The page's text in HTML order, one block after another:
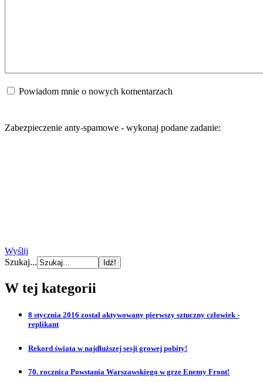
Powiadom mnie o nowych komentarzach
Zabezpieczenie anty-spamowe - wykonaj podane zadanie:
Wyślij
Szukaj...
W tej kategorii
8 stycznia 2016 został aktywowany pierwszy sztuczny człowiek -
replikant
Rekord świata w najdłuższej sesji growej pobity!
70. rocznica Powstania Warszawskiego w grze Enemy Front!